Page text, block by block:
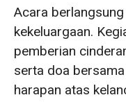
Acara
kekeluargaan.
pemberian
serta doa
harapan atas